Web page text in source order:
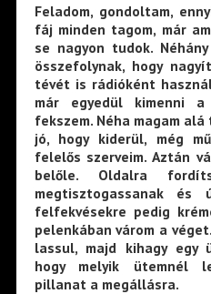
Feladom, gondoltam,
fáj minden tagom, már
se nagyon tudok.
összefolynak, hogy
tévét is rádióként
már egyedül kimenni a
fekszem. Néha magam
jó, hogy kiderül, még
felelős szerveim. Aztán
belőle. Oldalra
megtisztogassanak és
felfekvésekre pedig
pelenkában várom a
lassul, majd kihagy egy
hogy melyik ütemnél
pillanat a megállásra.